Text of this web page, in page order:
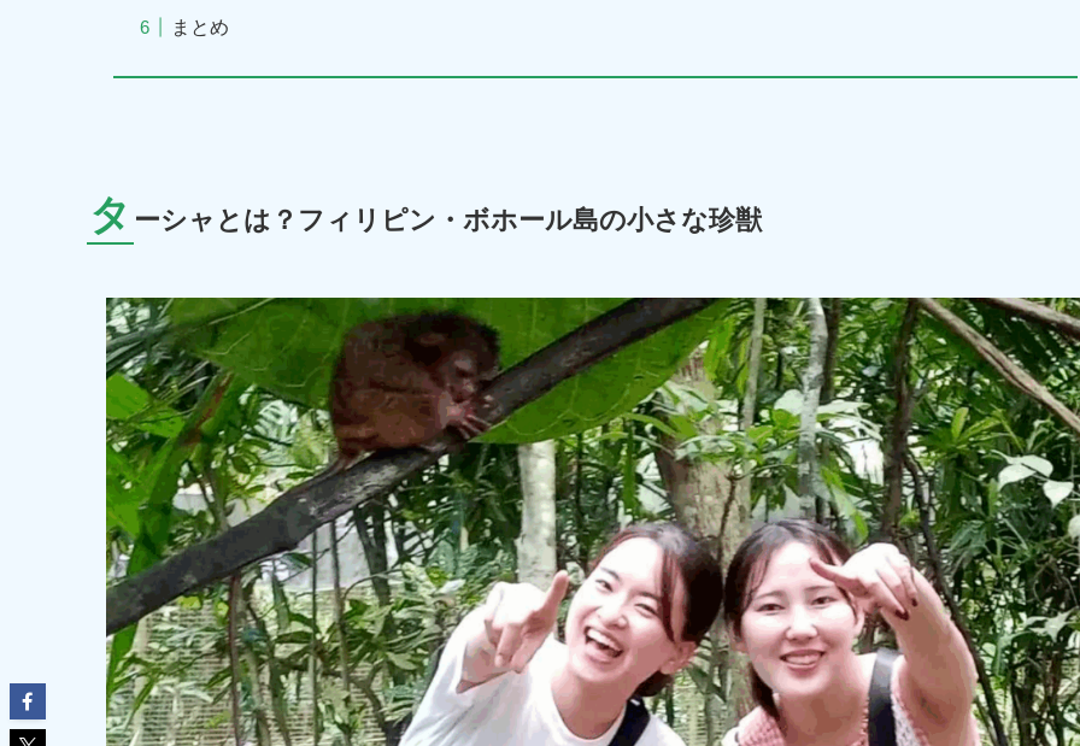
まとめ
タ ーシャとは？フィリピン・ボホール島の小さな珍獣